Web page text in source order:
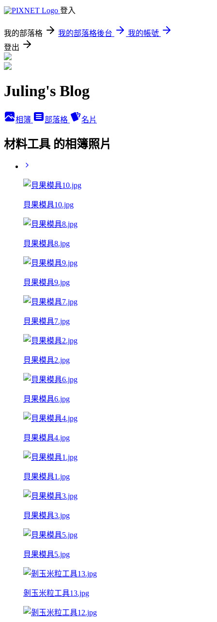
登入
我的部落格 我的部落格後台
我的帳號
登出
Juling's Blog
相簿 部落格 名片
材料工具 的相簿照片
貝果模具10.jpg
貝果模具8.jpg
貝果模具9.jpg
貝果模具7.jpg
貝果模具2.jpg
貝果模具6.jpg
貝果模具4.jpg
貝果模具1.jpg
貝果模具3.jpg
貝果模具5.jpg
剝玉米粒工具13.jpg